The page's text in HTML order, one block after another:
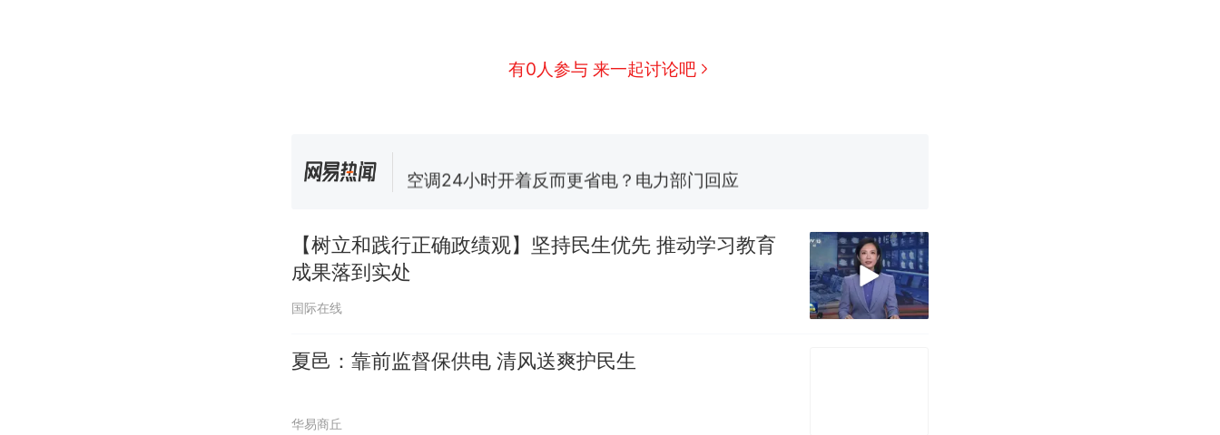
有0人参与 来一起讨论吧
5万的小车卖不动，40万以上的抢着买
空调24小时开着反而更省电？电力部门回应
【树立和践行正确政绩观】坚持民生优先 推动学习教育
成果落到实处
国际在线
夏邑：靠前监督保供电 清风送爽护民生
华易商丘